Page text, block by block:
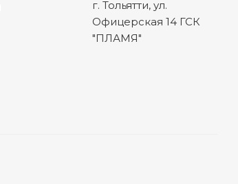
г. Тольятти, ул.
Офицерская 14 ГСК
"ПЛАМЯ"